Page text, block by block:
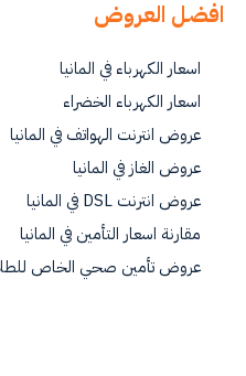
افضل العروض
اسعار الكهرباء في المانيا
اسعار الكهرباء الخضراء
عروض انترنت الهواتف في المانيا
عروض الغاز في المانيا
عروض انترنت DSL في المانيا
مقارنة اسعار التأمين في المانيا
عروض تأمين صحي الخاص